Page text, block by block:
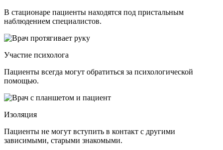
В стационаре пациенты находятся под пристальным
наблюдением специалистов.
Участие психолога
Пациенты всегда могут обратиться за психологической
помощью.
Изоляция
Пациенты не могут вступить в контакт с другими
зависимыми, старыми знакомыми.